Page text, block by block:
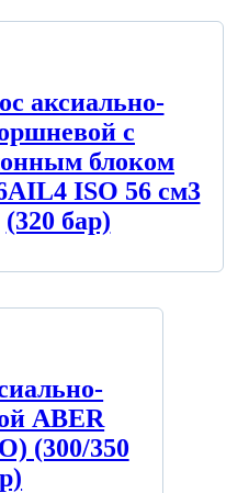
аксиально-
с
блоком
ISO 56 см3
(320 бар)
ABER
(300/350